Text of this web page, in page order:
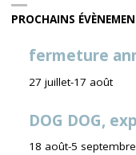
PROCHAINS
fermeture
27 juillet-17 août
DOG DOG,
18 août-5 septembre